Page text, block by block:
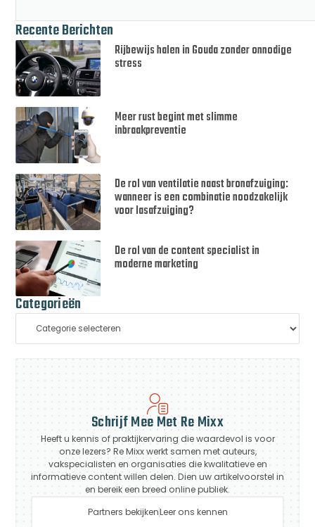
Recente Berichten
Rijbewijs halen in Gouda zonder onnodige
stress
Meer rust begint met slimme
inbraakpreventie
De rol van ventilatie naast bronafzuiging:
wanneer is een combinatie noodzakelijk
voor lasafzuiging?
De rol van de content specialist in
moderne marketing
Categorieën
Schrijf Mee Met Re Mixx
Heeft u kennis of praktijkervaring die waardevol is voor
onze lezers? Re Mixx werkt samen met auteurs,
vakspecialisten en organisaties die kwalitatieve en
informatieve content willen delen. Dien uw artikelvoorstel in
en bereik een breed online publiek.
Partners bekijkenLeer ons kennen